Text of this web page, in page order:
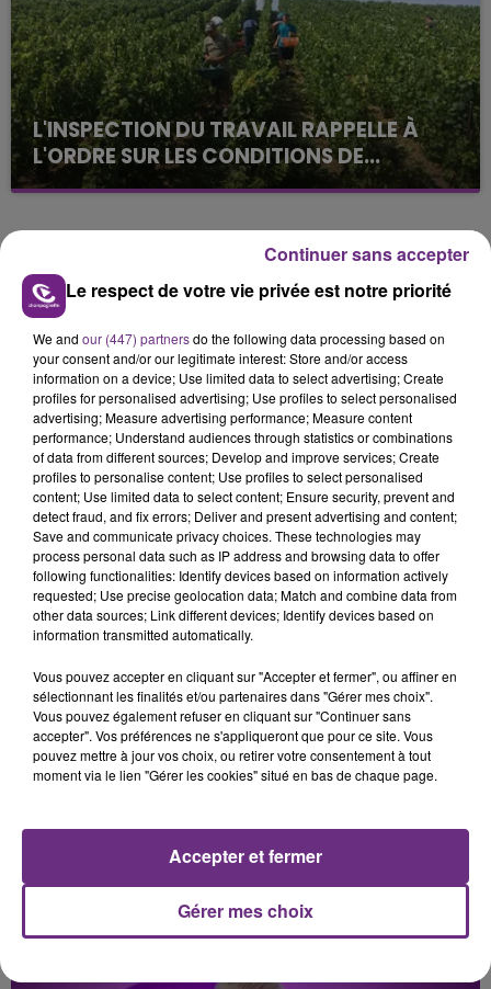
L'INSPECTION DU TRAVAIL RAPPELLE À
L'ORDRE SUR LES CONDITIONS DE...
Alors que les dates de début des vendange 2026
l'inspection du Travail en profite pour rappeler
22h08
22h08
TAME IMPALA & JENNIE
Dracula
ADELE
Hello
22h00
22h00 21h57
21h57
A L'ANTENNE
Le respect de votre vie privée est notre priorité
We and our (447) partnersdo the following data processing based on
your consent and/or our legitimate interest: Store and/or access
information on a device; Use limited data to select advertising; Create
profiles for personalised advertising; Use profiles to select personalised
advertising; Measure advertising performance; Measure content
performance; Understand audiences through statistics or combinations
of data from different sources; Develop and improve services; Create
profiles to personalise content; Use profiles to select personalised
content; Use limited data to select content; Ensure security, prevent and
detect fraud, and fix errors; Deliver and present advertising and content;
Save and communicate privacy choices. These technologies may
process personal data such as IP address and browsing data to offer
following functionalities: Identify devices based on information actively
requested; Use precise geolocation data; Match and combine data from
other data sources; Link different devices; Identify devices based on
information transmitted automatically.
Vous pouvez accepter en cliquant sur "Accepter et fermer", ou affiner en
sélectionnant les finalités et/ou partenaires dans "Gérer mes choix".
Vous pouvez également refuser en cliquant sur "Continuer sans
accepter". Vos préférences ne s'appliqueront que pour ce site. Vous
pouvez mettre à jour vos choix, ou retirer votre consentement à tout
moment via le lien "Gérer les cookies" situé en bas de chaque page.
Gérer mes choix
Accepter et fermer
Continuer sans accepter